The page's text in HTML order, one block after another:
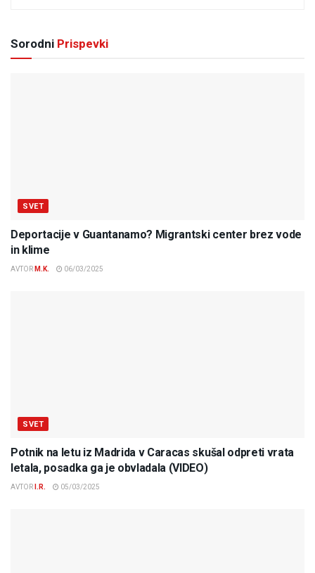
Sorodni Prispevki
SVET
Deportacije v Guantanamo? Migrantski center brez vode
in klime
AVTOR M.K. 06/03/2025
SVET
Potnik na letu iz Madrida v Caracas skušal odpreti vrata
letala, posadka ga je obvladala (VIDEO)
AVTOR I.R. 05/03/2025